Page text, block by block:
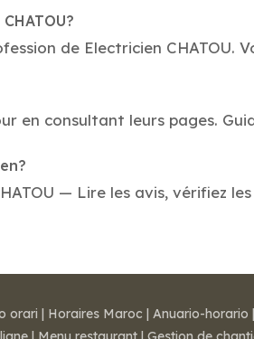
de Electricien CHATOU.
consultant leurs pages.
— Lire les avis, vérifiez
orari | Horaires Maroc | Anuario-horario |